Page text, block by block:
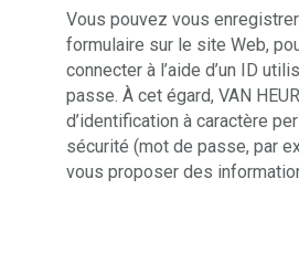
Vous pouvez vous
formulaire sur le site Web,
connecter à l’aide d’un ID
passe. À cet égard, VAN
d’identification à caractère
sécurité (mot de passe, par
vous proposer des